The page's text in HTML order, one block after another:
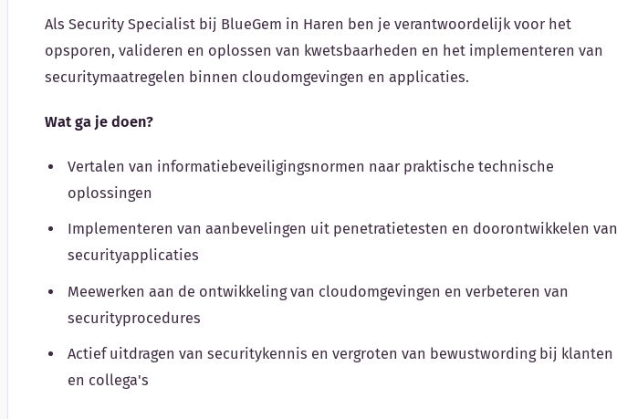
Als Security Specialist bij BlueGem in Haren ben je verantwoordelijk voor het
opsporen, valideren en oplossen van kwetsbaarheden en het implementeren van
securitymaatregelen binnen cloudomgevingen en applicaties.
Wat ga je doen?
Vertalen van informatiebeveiligingsnormen naar praktische technische
oplossingen
Implementeren van aanbevelingen uit penetratietesten en doorontwikkelen van
securityapplicaties
Meewerken aan de ontwikkeling van cloudomgevingen en verbeteren van
securityprocedures
Actief uitdragen van securitykennis en vergroten van bewustwording bij klanten
en collega's